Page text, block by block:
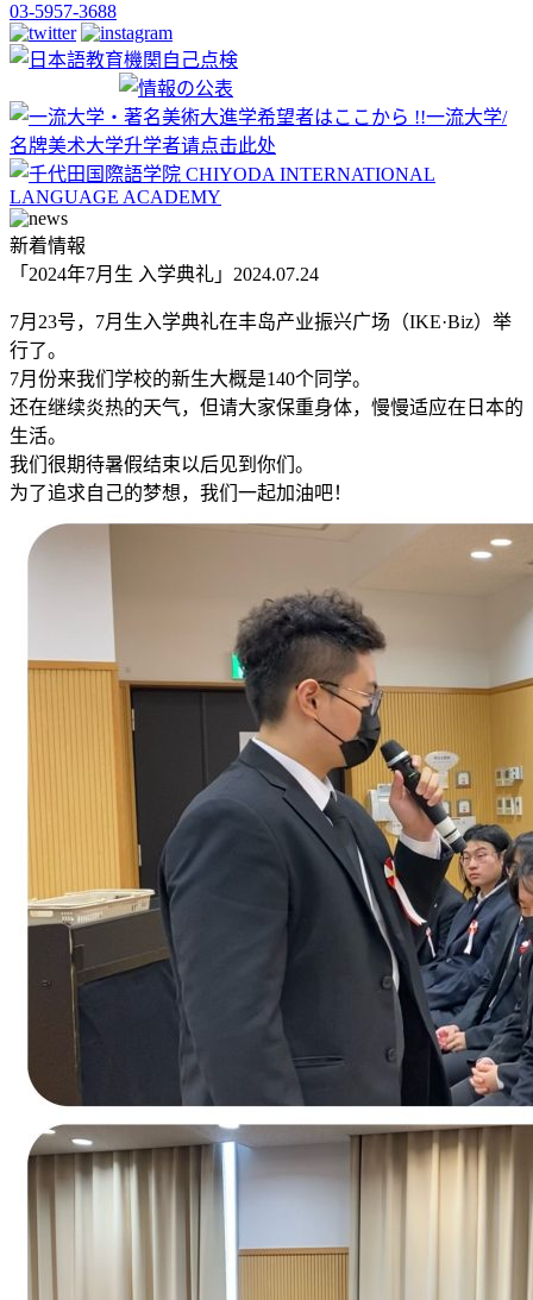
03-5957-3688
新着情報
「2024年7月生 入学典礼」 2024.07.24
7月23号，7月生入学典礼在丰岛产业振兴广场（IKE·Biz）举
行了。
7月份来我们学校的新生大概是140个同学。
还在继续炎热的天气，但请大家保重身体，慢慢适应在日本的
生活。
我们很期待暑假结束以后见到你们。
为了追求自己的梦想，我们一起加油吧！